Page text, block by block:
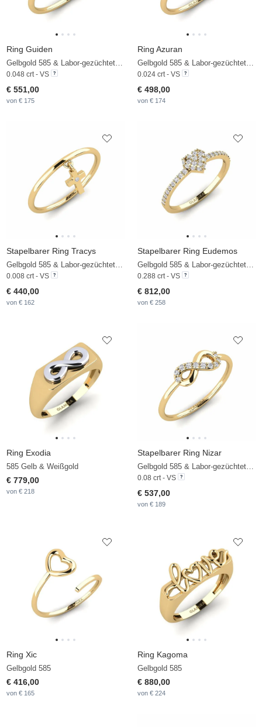
Ring Guiden
Gelbgold 585 & Labor-gezüchteter Diamant
0.048 crt - VS
€ 551,00
von € 175
Ring Azuran
Gelbgold 585 & Labor-gezüchteter Diamant
0.024 crt - VS
€ 498,00
von € 174
Stapelbarer Ring Tracys
Gelbgold 585 & Labor-gezüchteter Diamant
0.008 crt - VS
€ 440,00
von € 162
Stapelbarer Ring Eudemos
Gelbgold 585 & Labor-gezüchteter Diamant
0.288 crt - VS
€ 812,00
von € 258
Ring Exodia
585 Gelb & Weißgold
€ 779,00
von € 218
Stapelbarer Ring Nizar
Gelbgold 585 & Labor-gezüchteter Diamant
0.08 crt - VS
€ 537,00
von € 189
Ring Xic
Gelbgold 585
€ 416,00
von € 165
Ring Kagoma
Gelbgold 585
€ 880,00
von € 224